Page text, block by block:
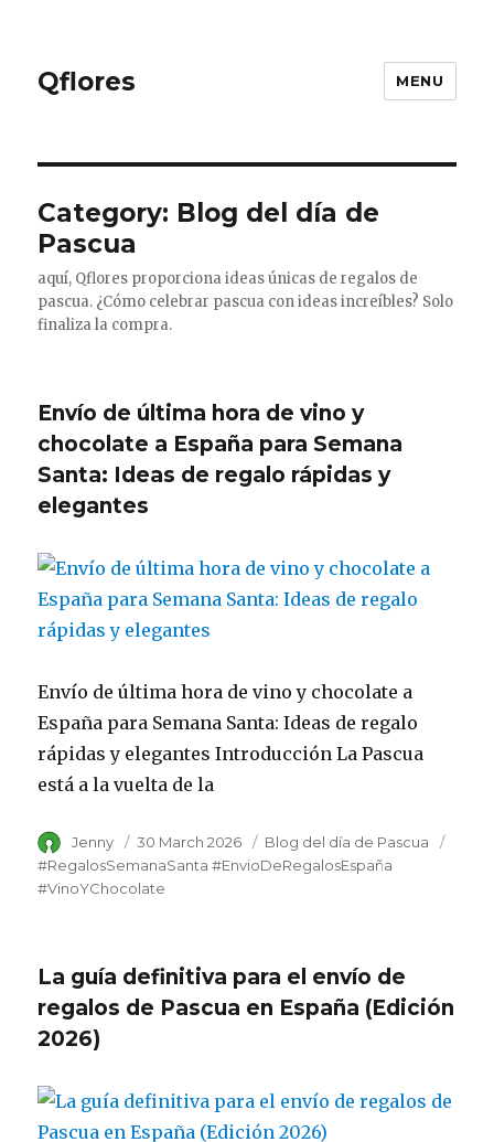
Qflores MENU
Category: Blog del día de
Pascua
aquí, Qflores proporciona ideas únicas de regalos de
pascua. ¿Cómo celebrar pascua con ideas increíbles? Solo
finaliza la compra.
Envío de última hora de vino y
chocolate a España para Semana
Santa: Ideas de regalo rápidas y
elegantes
Envío de última hora de vino y chocolate a
España para Semana Santa: Ideas de regalo
rápidas y elegantes Introducción La Pascua
está a la vuelta de la
Author
Jenny
Posted
on
30 March 2026 Category
Blog del día de Pascua
#RegalosSemanaSanta #EnvioDeRegalosEspaña
#VinoYChocolate
La guía definitiva para el envío de
regalos de Pascua en España (Edición
2026)